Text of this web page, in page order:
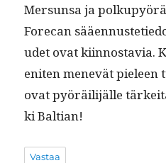
Mer­sun­sa ja
Fore­can
udet ovat kiin­nos­tavia.
eniten menevät pieleen
ovat pyöräil­i­jälle
ki Baltian!
Vastaa